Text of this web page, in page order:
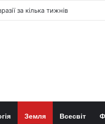
серпня 2026 року
Земля Всесвіт